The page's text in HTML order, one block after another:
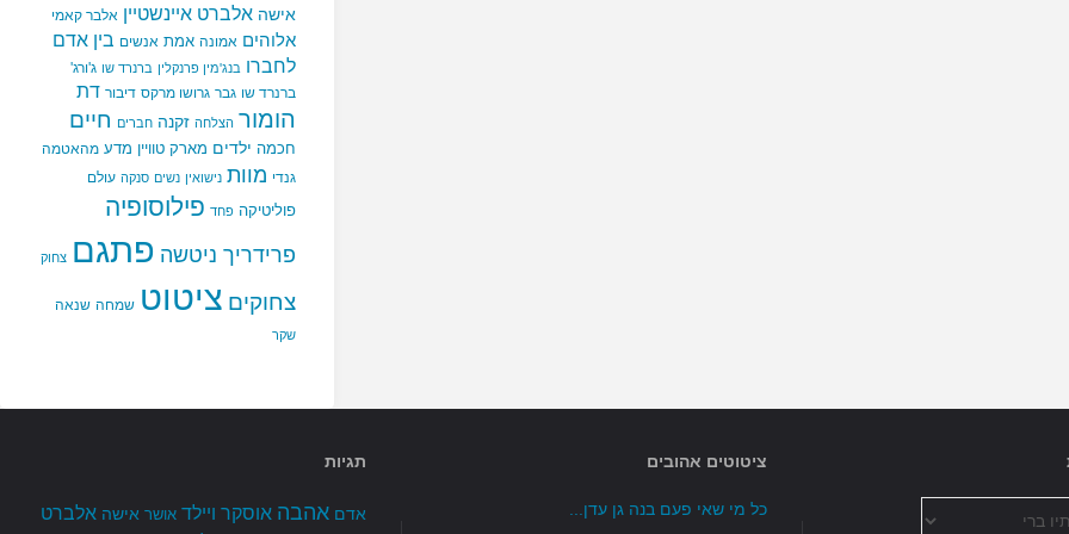
אישה אלברט איינשטיין אלבר קאמי
אלוהים אמונה אמת אנשים בין אדם
לחברו בנג'מין פרנקלין ברנרד שו ג'ורג'
ברנרד שו גבר גרושו מרקס דיבור דת
הומור הצלחה זקנה חברים חיים
חכמה ילדים מארק טוויין מדע מהאטמה
גנדי מוות נישואין נשים סנקה עולם
פוליטיקה פחד פילוסופיה
פרידריך ניטשה פתגם צחוק
צחוקים ציטוט שמחה שנאה
שקר
ציטוטים אהובים
כל מי שאי פעם בנה גן עדן...
תגיות
אדם אהבה אוסקר ויילד אושר אישה אלברט